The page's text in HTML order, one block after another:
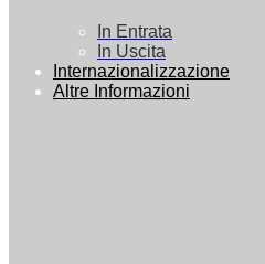
In Entrata
In Uscita
Internazionalizzazione
Altre Informazioni